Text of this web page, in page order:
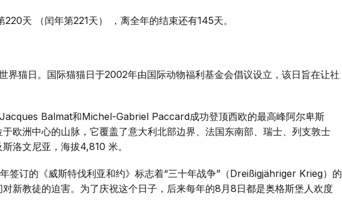
天 （闰年第221天） ，离全年的结束还有145天。
界猫日。国际猫猫日于2002年由国际动物福利基金会倡议设立，该日旨在让社
Balmat和Michel-Gabriel Paccard成功登顶西欧的最高峰阿尔卑斯
欧洲中心的山脉，它覆盖了意大利北部边界、法国东南部、瑞士、列支敦士
洛文尼亚，海拔4,810 米。
签订的《威斯特伐利亚和约》标志着“三十年战争”（Dreißigjähriger Krieg）的
新教徒的迫害。为了庆祝这个日子，后来每年的8月8日都是奥格斯堡人欢度